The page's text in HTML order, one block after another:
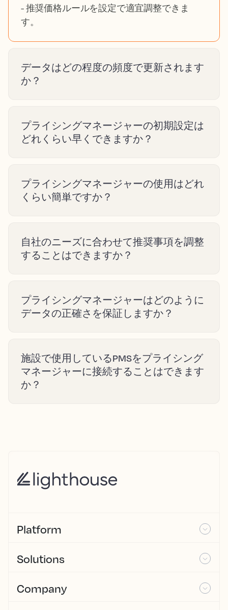
- 推奨価格ルールを設定で適宜調整できま
す。
データはどの程度の頻度で更新されます
か？
プライシングマネージャーの初期設定は
どれくらい早くできますか？
プライシングマネージャーの使用はどれ
くらい簡単ですか？
自社のニーズに合わせて推奨事項を調整
することはできますか？
プライシングマネージャーはどのように
データの正確さを保証しますか？
施設で使用しているPMSをプライシング
マネージャーに接続することはできます
か？
Platform
Solutions
Company